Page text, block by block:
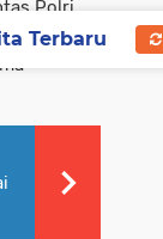
Polri
Terbaru